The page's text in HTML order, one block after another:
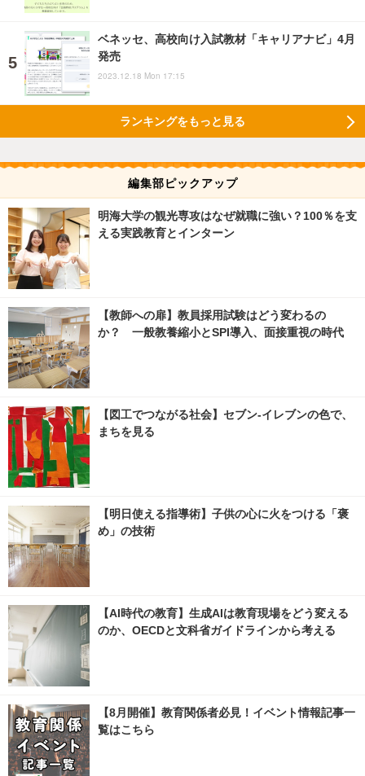
ベネッセ、高校向け入試教材「キャリアナビ」4月
発売
2023.12.18 Mon 17:15
ランキングをもっと見る
編集部ピックアップ
明海大学の観光専攻はなぜ就職に強い？100％を支
える実践教育とインターン
【教師への扉】教員採用試験はどう変わるの
か？ 一般教養縮小とSPI導入、面接重視の時代
【図工でつながる社会】セブン‐イレブンの色で、
まちを見る
【明日使える指導術】子供の心に火をつける「褒
め」の技術
【AI時代の教育】生成AIは教育現場をどう変える
のか、OECDと文科省ガイドラインから考える
【8月開催】教育関係者必見！イベント情報記事一
覧はこちら